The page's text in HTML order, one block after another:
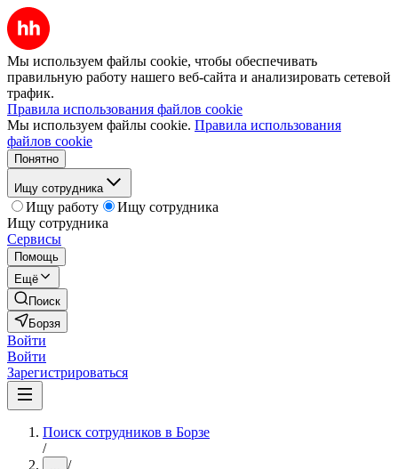
Мы используем файлы cookie, чтобы обеспечивать
правильную работу нашего веб-сайта и анализировать сетевой
трафик.
Правила использования файлов cookie
Мы используем файлы cookie. Правила использования
файлов cookie
Понятно
Ищу сотрудника
Ищу работу
Ищу сотрудника
Ищу сотрудника
Сервисы
Помощь
Ещё
Поиск
Борзя
Войти
Войти
Зарегистрироваться
Поиск сотрудников в Борзе
/
... /